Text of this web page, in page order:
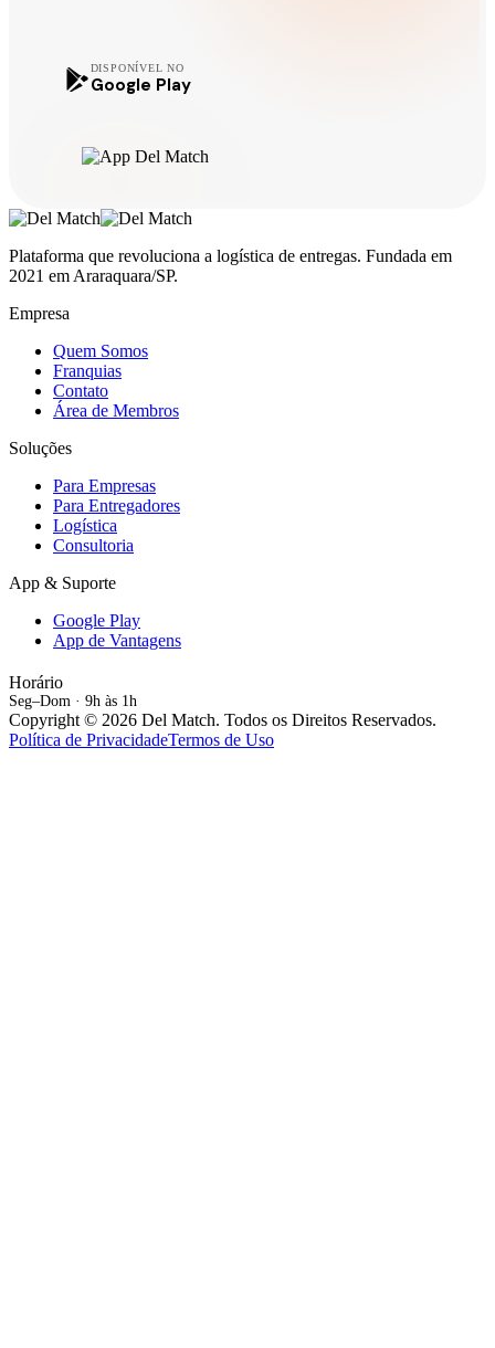
DISPONÍVEL NO
Google Play
Plataforma que revoluciona a logística de entregas. Fundada em
2021 em Araraquara/SP.
Empresa
Quem Somos
Franquias
Contato
Área de Membros
Soluções
Para Empresas
Para Entregadores
Logística
Consultoria
App & Suporte
Google Play
App de Vantagens
Horário
Seg–Dom · 9h às 1h
Copyright © 2026 Del Match. Todos os Direitos Reservados.
Política de PrivacidadeTermos de Uso